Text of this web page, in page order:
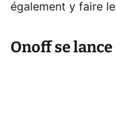
également y faire
Onoff se